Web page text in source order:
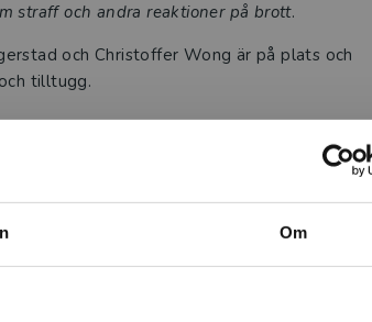
Om
straff och andra reaktioner på brott.
och Christoffer Wong är på plats och
tilltugg.